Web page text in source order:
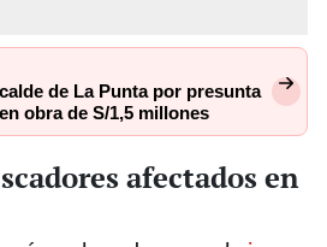
de La Punta por presunta
obra de S/1,5 millones
afectados en